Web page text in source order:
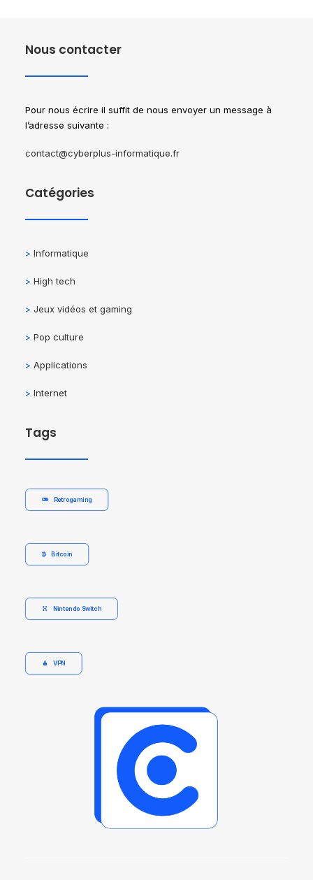
Nous contacter
Pour nous écrire il suffit de nous envoyer un message à
l’adresse suivante :
contact@cyberplus-informatique.fr
Catégories
> Informatique
> High tech
> Jeux vidéos et gaming
> Pop culture
> Applications
> Internet
Tags
Retrogaming
Bitcoin
Nintendo Switch
VPN